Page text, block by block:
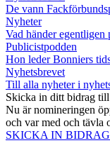
De vann
Nyheter
Vad händer egentligen
Publicistpodden
Hon leder Bonniers
Nyhetsbrevet
Till alla nyheter i
Skicka in ditt bidrag
Nu är nomineringen
och var med och tävla
SKICKA IN